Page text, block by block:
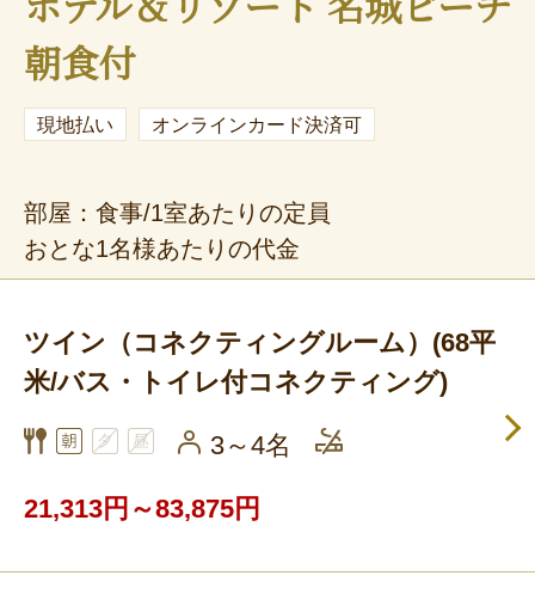
朝食付
現地払い オンラインカード決済可
部屋：食事/1室あたりの定員
おとな1名様あたりの代金
ツイン（コネクティングルーム）(68平
米/バス・トイレ付コネクティング)
3～4名
21,313円～83,875円